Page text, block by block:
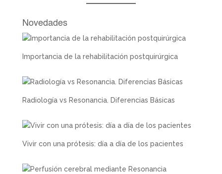
Novedades
Importancia de la rehabilitación postquirúrgica
Radiología vs Resonancia. Diferencias Básicas
Vivir con una prótesis: día a día de los pacientes